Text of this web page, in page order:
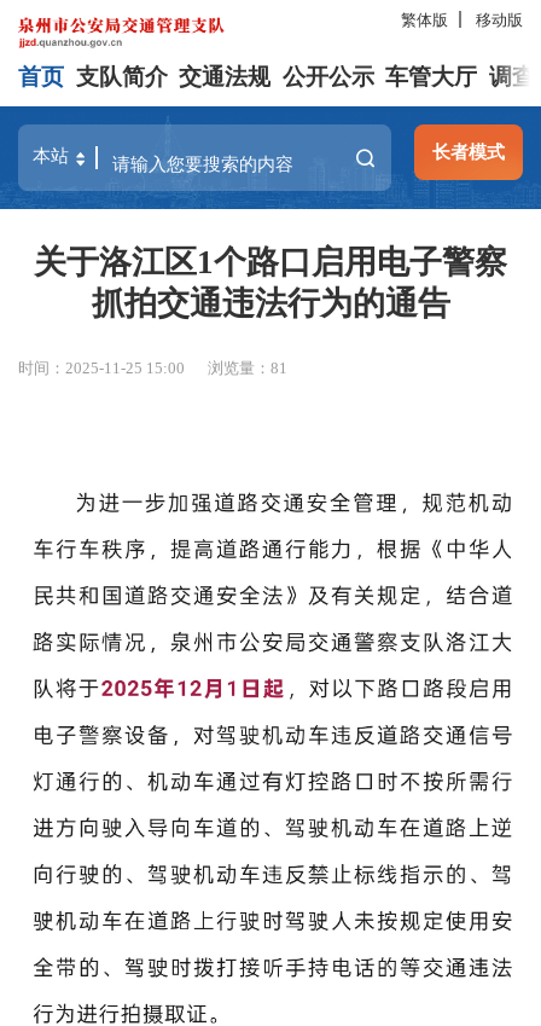
繁体版 移动版
首页 支队简介 交通法规 公开公示 车管大厅 调查
长者模式
关于洛江区1个路口启用电子警察
抓拍交通违法行为的通告
时间：2025-11-25 15:00 浏览量：81